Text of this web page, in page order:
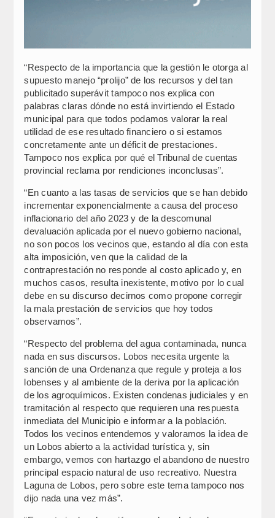
“Respecto de la importancia que la gestión le otorga al
supuesto manejo “prolijo” de los recursos y del tan
publicitado superávit tampoco nos explica con
palabras claras dónde no está invirtiendo el Estado
municipal para que todos podamos valorar la real
utilidad de ese resultado financiero o si estamos
concretamente ante un déficit de prestaciones.
Tampoco nos explica por qué el Tribunal de cuentas
provincial reclama por rendiciones inconclusas”.
“En cuanto a las tasas de servicios que se han debido
incrementar exponencialmente a causa del proceso
inflacionario del año 2023 y de la descomunal
devaluación aplicada por el nuevo gobierno nacional,
no son pocos los vecinos que, estando al día con esta
alta imposición, ven que la calidad de la
contraprestación no responde al costo aplicado y, en
muchos casos, resulta inexistente, motivo por lo cual
debe en su discurso decirnos como propone corregir
la mala prestación de servicios que hoy todos
observamos”.
“Respecto del problema del agua contaminada, nunca
nada en sus discursos. Lobos necesita urgente la
sanción de una Ordenanza que regule y proteja a los
lobenses y al ambiente de la deriva por la aplicación
de los agroquímicos. Existen condenas judiciales y en
tramitación al respecto que requieren una respuesta
inmediata del Municipio e informar a la población.
Todos los vecinos entendemos y valoramos la idea de
un Lobos abierto a la actividad turística y, sin
embargo, vemos con hartazgo el abandono de nuestro
principal espacio natural de uso recreativo. Nuestra
Laguna de Lobos, pero sobre este tema tampoco nos
dijo nada una vez más”.